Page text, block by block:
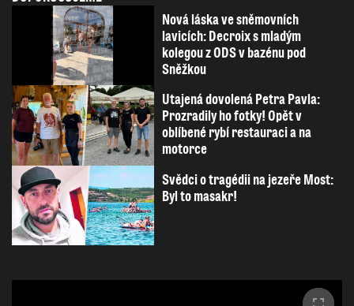
Nová láska ve sněmovních
lavicích: Decroix s mladým
kolegou z ODS v bazénu pod
Sněžkou
Utajená dovolená Petra Pavla:
Prozradily ho fotky! Opět v
oblíbené rybí restauraci a na
motorce
Svědci o tragédii na jezeře Most:
Byl to masakr!